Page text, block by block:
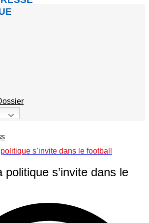
s’invite dans le football
politique s’invite dans le